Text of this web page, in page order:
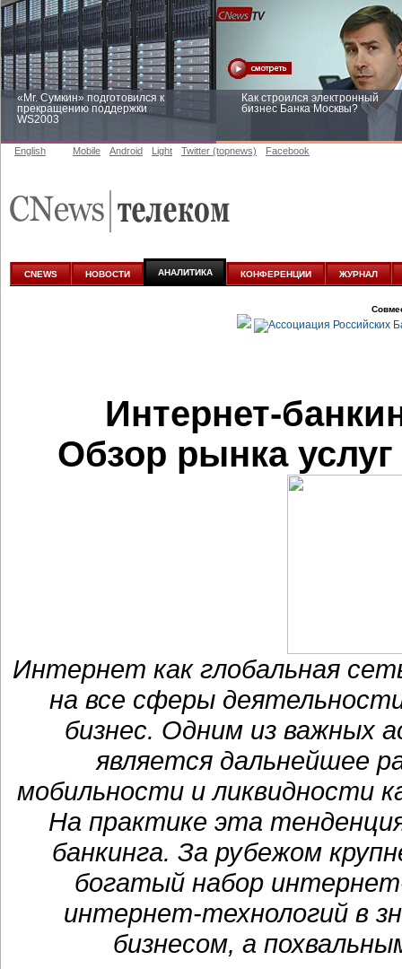
«Mr. Сумкин» подготовился к
прекращению поддержки
WS2003
Как строился электронный
бизнес Банка Москвы?
аналитике
English Mobile Android Light Twitter (topnews) Facebook
CNEWS НОВОСТИ АНАЛИТИКА КОНФЕРЕНЦИИ ЖУРНАЛ
Интернет-
Обзор рынка
Интернет как глобальная
на все сферы
бизнес. Одним из важных
является дальнейшее
мобильности и ликвидности
На практике эта
банкинга. За рубежом
богатый набор
интернет-технологий в
бизнесом, а